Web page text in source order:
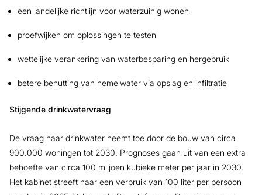
één landelijke richtlijn voor waterzuinig wonen
proefwijken om oplossingen te testen
wettelijke verankering van waterbesparing en hergebruik
betere benutting van hemelwater via opslag en infiltratie
Stijgende drinkwatervraag
De vraag naar drinkwater neemt toe door de bouw van circa
900.000 woningen tot 2030. Prognoses gaan uit van een extra
behoefte van circa 100 miljoen kubieke meter per jaar in 2030.
Het kabinet streeft naar een verbruik van 100 liter per persoon